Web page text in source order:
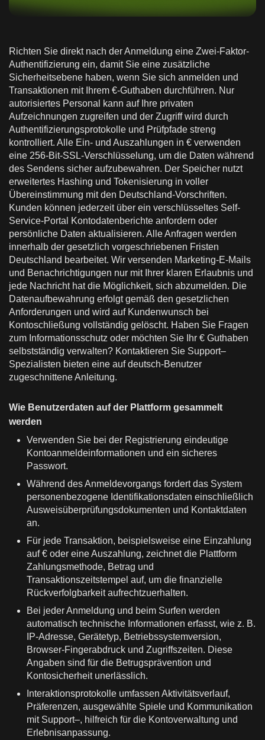
Richten Sie direkt nach der Anmeldung eine Zwei-Faktor-
Authentifizierung ein, damit Sie eine zusätzliche
Sicherheitsebene haben, wenn Sie sich anmelden und
Transaktionen mit Ihrem €-Guthaben durchführen. Nur
autorisiertes Personal kann auf Ihre privaten
Aufzeichnungen zugreifen und der Zugriff wird durch
Authentifizierungsprotokolle und Prüfpfade streng
kontrolliert. Alle Ein- und Auszahlungen in € verwenden
eine 256-Bit-SSL-Verschlüsselung, um die Daten während
des Sendens sicher aufzubewahren. Der Speicher nutzt
erweitertes Hashing und Tokenisierung in voller
Übereinstimmung mit den Deutschland-Vorschriften.
Kunden können jederzeit über ein verschlüsseltes Self-
Service-Portal Kontodatenberichte anfordern oder
persönliche Daten aktualisieren. Alle Anfragen werden
innerhalb der gesetzlich vorgeschriebenen Fristen
Deutschland bearbeitet. Wir versenden Marketing-E-Mails
und Benachrichtigungen nur mit Ihrer klaren Erlaubnis und
jede Nachricht hat die Möglichkeit, sich abzumelden. Die
Datenaufbewahrung erfolgt gemäß den gesetzlichen
Anforderungen und wird auf Kundenwunsch bei
Kontoschließung vollständig gelöscht. Haben Sie Fragen
zum Informationsschutz oder möchten Sie Ihr € Guthaben
selbstständig verwalten? Kontaktieren Sie Support–
Spezialisten bieten eine auf deutsch-Benutzer
zugeschnittene Anleitung.
Wie Benutzerdaten auf der Plattform gesammelt
werden
Verwenden Sie bei der Registrierung eindeutige
Kontoanmeldeinformationen und ein sicheres
Passwort.
Während des Anmeldevorgangs fordert das System
personenbezogene Identifikationsdaten einschließlich
Ausweisüberprüfungsdokumenten und Kontaktdaten
an.
Für jede Transaktion, beispielsweise eine Einzahlung
auf € oder eine Auszahlung, zeichnet die Plattform
Zahlungsmethode, Betrag und
Transaktionszeitstempel auf, um die finanzielle
Rückverfolgbarkeit aufrechtzuerhalten.
Bei jeder Anmeldung und beim Surfen werden
automatisch technische Informationen erfasst, wie z. B.
IP-Adresse, Gerätetyp, Betriebssystemversion,
Browser-Fingerabdruck und Zugriffszeiten. Diese
Angaben sind für die Betrugsprävention und
Kontosicherheit unerlässlich.
Interaktionsprotokolle umfassen Aktivitätsverlauf,
Präferenzen, ausgewählte Spiele und Kommunikation
mit Support–, hilfreich für die Kontoverwaltung und
Erlebnisanpassung.